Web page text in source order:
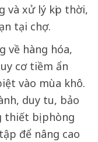
và xử lý kịp thời,
tại chợ.
về hàng hóa,
cơ tiềm ẩn
vào mùa khô.
duy tu, bảo
thiết bị phòng
để nâng cao